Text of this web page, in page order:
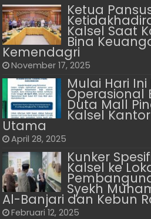
Ketua
Kalsel Saat
Bina
Kemendagri
November 17, 2025
Mulai Hari
Operasional
Duta Mall
Kalsel
Utama
April 28, 2025
Kunker
Kalsel ke
Syekh
Al-Banjari dan Kebun
Februari 12, 2025